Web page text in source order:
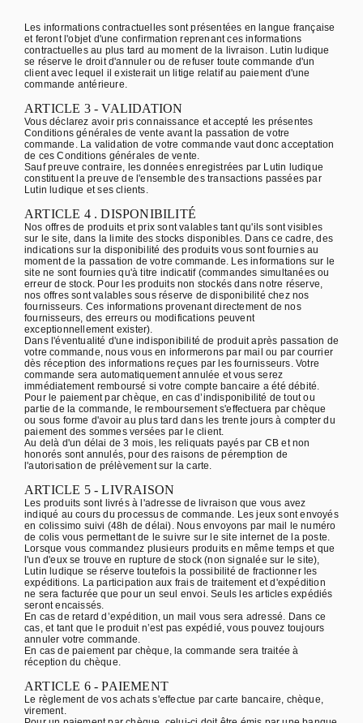
Les informations contractuelles sont présentées en langue française
et feront l'objet d'une confirmation reprenant ces informations
contractuelles au plus tard au moment de la livraison. Lutin ludique
se réserve le droit d'annuler ou de refuser toute commande d'un
client avec lequel il existerait un litige relatif au paiement d'une
commande antérieure.
ARTICLE 3 - VALIDATION
Vous déclarez avoir pris connaissance et accepté les présentes
Conditions générales de vente avant la passation de votre
commande. La validation de votre commande vaut donc acceptation
de ces Conditions générales de vente.
Sauf preuve contraire, les données enregistrées par Lutin ludique
constituent la preuve de l'ensemble des transactions passées par
Lutin ludique et ses clients.
ARTICLE 4 . DISPONIBILITÉ
Nos offres de produits et prix sont valables tant qu'ils sont visibles
sur le site, dans la limite des stocks disponibles. Dans ce cadre, des
indications sur la disponibilité des produits vous sont fournies au
moment de la passation de votre commande. Les informations sur le
site ne sont fournies qu'à titre indicatif (commandes simultanées ou
erreur de stock. Pour les produits non stockés dans notre réserve,
nos offres sont valables sous réserve de disponibilité chez nos
fournisseurs. Ces informations provenant directement de nos
fournisseurs, des erreurs ou modifications peuvent
exceptionnellement exister).
Dans l'éventualité d'une indisponibilité de produit après passation de
votre commande, nous vous en informerons par mail ou par courrier
dès réception des informations reçues par les fournisseurs. Votre
commande sera automatiquement annulée et vous serez
immédiatement remboursé si votre compte bancaire a été débité.
Pour le paiement par chèque, en cas d’indisponibilité de tout ou
partie de la commande, le remboursement s'effectuera par chèque
ou sous forme d'avoir au plus tard dans les trente jours à compter du
paiement des sommes versées par le client.
Au delà d'un délai de 3 mois, les reliquats payés par CB et non
honorés sont annulés, pour des raisons de péremption de
l'autorisation de prélèvement sur la carte.
ARTICLE 5 - LIVRAISON
Les produits sont livrés à l'adresse de livraison que vous avez
indiqué au cours du processus de commande. Les jeux sont envoyés
en colissimo suivi (48h de délai). Nous envoyons par mail le numéro
de colis vous permettant de le suivre sur le site internet de la poste.
Lorsque vous commandez plusieurs produits en même temps et que
l'un d'eux se trouve en rupture de stock (non signalée sur le site),
Lutin ludique se réserve toutefois la possibilité de fractionner les
expéditions. La participation aux frais de traitement et d'expédition
ne sera facturée que pour un seul envoi. Seuls les articles expédiés
seront encaissés.
En cas de retard d’expédition, un mail vous sera adressé. Dans ce
cas, et tant que le produit n’est pas expédié, vous pouvez toujours
annuler votre commande.
En cas de paiement par chèque, la commande sera traitée à
réception du chèque.
ARTICLE 6 - PAIEMENT
Le règlement de vos achats s'effectue par carte bancaire, chèque,
virement.